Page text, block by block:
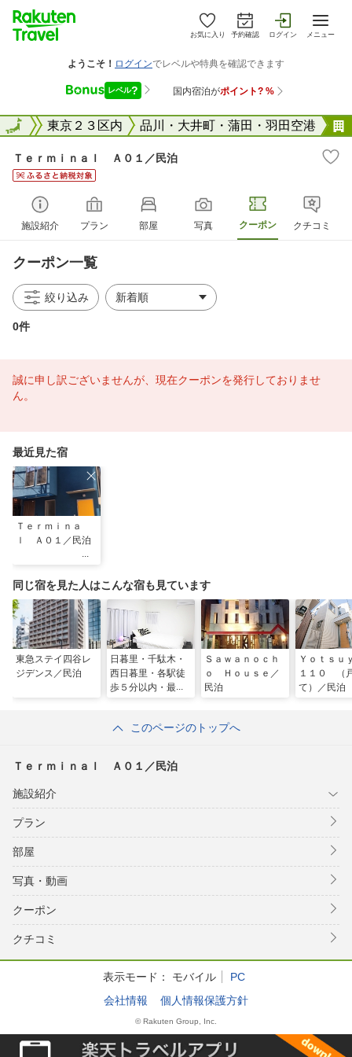
お気に入り 予約確認 ログイン メニュー
京都 東京２３区内 品川・大井町・蒲田・羽田空港
全国
Ｔｅｒｍｉｎａｌ Ａ０１／民泊
施設紹介 プラン 部屋 写真 クーポン クチコミ
クーポン一覧
絞り込み
0件
誠に申し訳ございませんが、現在クーポンを発行しておりませ
ん。
最近見た宿
Ｔｅｒｍｉｎａ
ｌ Ａ０１／民泊
同じ宿を見た人はこんな宿も見ています
東急ステイ四谷レ
ジデンス／民泊
日暮里・千駄木・
西日暮里・各駅徒
歩５分以内・最大
Ｓａｗａｎｏｃｈ
ｏ Ｈｏｕｓｅ／
民泊
Ｙｏｔｓ
１１０ （
て）／民泊
このページのトップへ
Ｔｅｒｍｉｎａｌ Ａ０１／民泊
施設紹介
プラン
部屋
写真・動画
クーポン
クチコミ
表示モード： モバイル
PC
会社情報
個人情報保護方針
© Rakuten Group, Inc.